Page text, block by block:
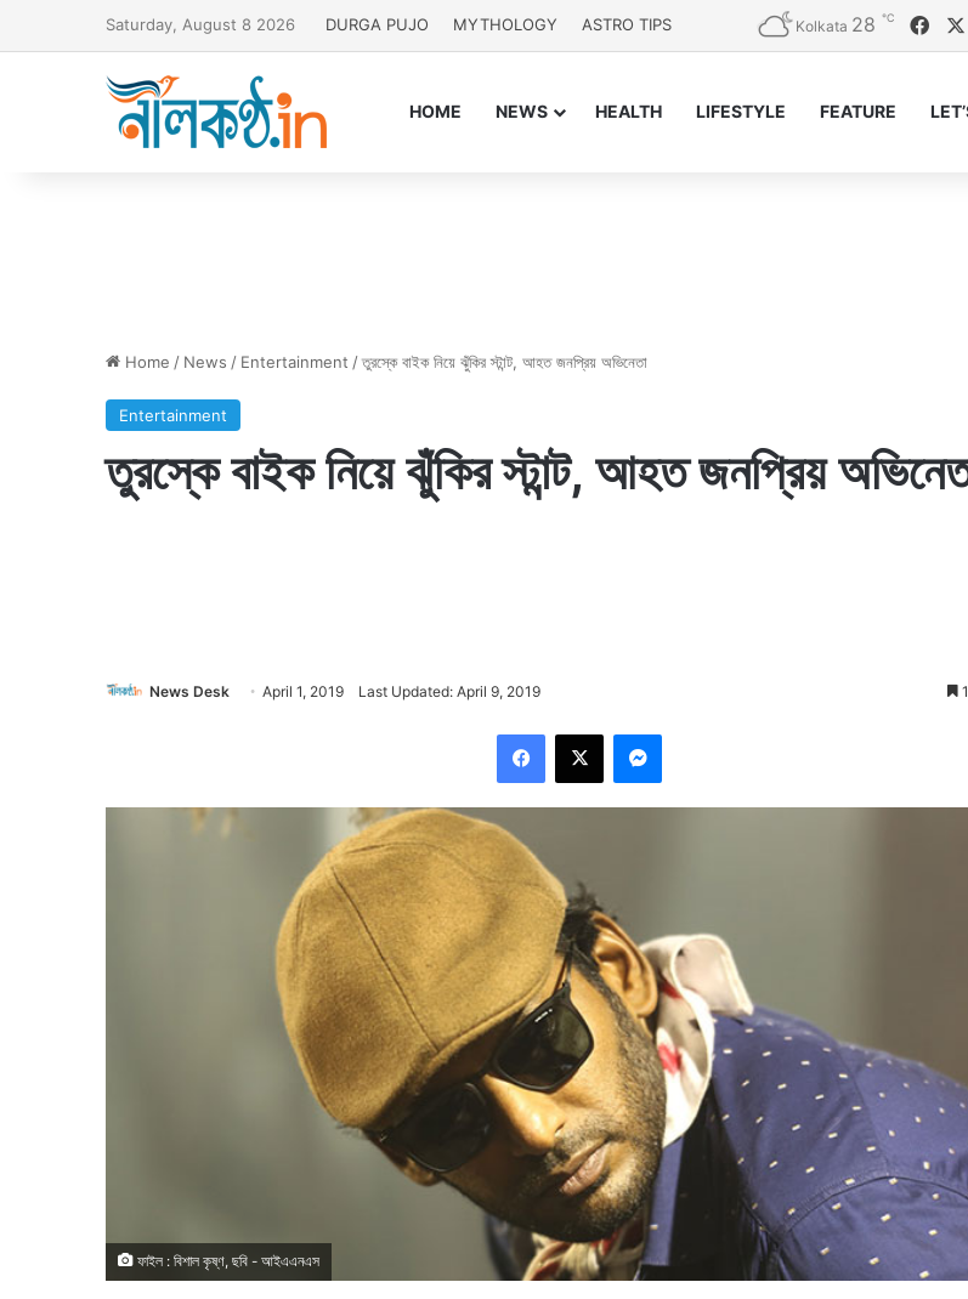
Saturday, August 8 2026 DURGA PUJO MYTHOLOGY ASTRO TIPS Kolkata 28 ℃
HOME NEWS HEALTH LIFESTYLE FEATURE
Home / News / Entertainment /তুরস্কে বাইক নিয়ে ঝুঁকির স্টান্ট, আহত জনপ্রিয় অভিনেতা
Entertainment
তুরস্কে বাইক নিয়ে ঝুঁকির স্টান্ট, আহত জনপ্রিয়
News Desk April 1, 2019 Last Updated: April 9, 2019
ফাইল : বিশাল কৃষ্ণ, ছবি - আইএএনএস